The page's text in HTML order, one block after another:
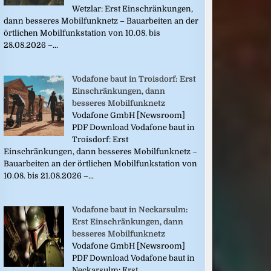
Wetzlar: Erst Einschränkungen,
dann besseres Mobilfunknetz – Bauarbeiten an der
örtlichen Mobilfunkstation von 10.08. bis
28.08.2026 –...
Vodafone baut in Troisdorf: Erst
Einschränkungen, dann
besseres Mobilfunknetz
Vodafone GmbH [Newsroom]
PDF Download Vodafone baut in
Troisdorf: Erst
Einschränkungen, dann besseres Mobilfunknetz –
Bauarbeiten an der örtlichen Mobilfunkstation von
10.08. bis 21.08.2026 –...
Vodafone baut in Neckarsulm:
Erst Einschränkungen, dann
besseres Mobilfunknetz
Vodafone GmbH [Newsroom]
PDF Download Vodafone baut in